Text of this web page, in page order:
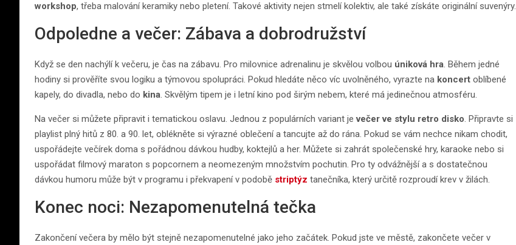
workshop, třeba malování keramiky nebo pletení. Takové aktivity nejen stmelí kolektiv, ale také získáte originální suvenýry.
Odpoledne a večer: Zábava a dobrodružství
Když se den nachýlí k večeru, je čas na zábavu. Pro milovnice adrenalinu je skvělou volbou úniková hra. Během jedné
hodiny si prověříte svou logiku a týmovou spolupráci. Pokud hledáte něco víc uvolněného, vyrazte na koncert oblíbené
kapely, do divadla, nebo do kina. Skvělým tipem je i letní kino pod širým nebem, které má jedinečnou atmosféru.
Na večer si můžete připravit i tematickou oslavu. Jednou z populárních variant jevečer ve stylu retro disko. Připravte si
playlist plný hitů z 80. a 90. let, oblékněte si výrazné oblečení a tancujte až do rána. Pokud se vám nechce nikam chodit,
uspořádejte večírek doma s pořádnou dávkou hudby, koktejlů a her. Můžete si zahrát společenské hry, karaoke nebo si
uspořádat filmový maraton s popcornem a neomezeným množstvím pochutin. Pro ty odvážnější a s dostatečnou
dávkou humoru může být v programu i překvapení v podobě striptýz tanečníka, který určitě rozproudí krev v žilách.
Konec noci: Nezapomenutelná tečka
Zakončení večera by mělo být stejně nezapomenutelné jako jeho začátek. Pokud jste ve městě, zakončete večer v